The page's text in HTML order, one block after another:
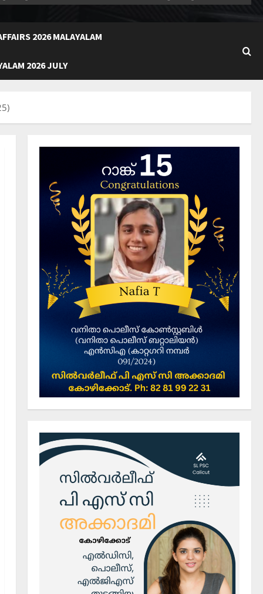
2026 MALAYALAM
2026 JULY